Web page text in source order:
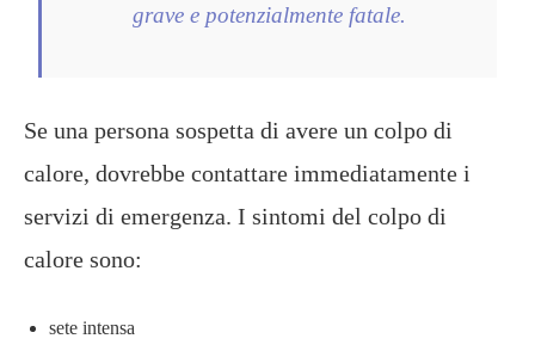
grave e potenzialmente fatale.
Se una persona sospetta di avere un colpo di
calore, dovrebbe contattare immediatamente i
servizi di emergenza. I sintomi del colpo di
calore sono:
sete intensa